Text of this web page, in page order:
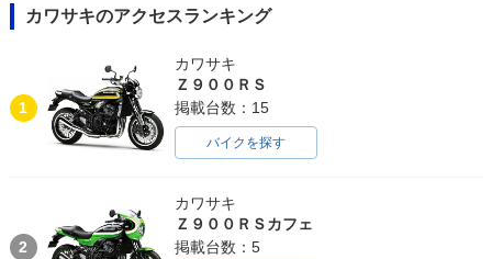
カワサキのアクセスランキング
1
カワサキ
Ｚ９００ＲＳ
掲載台数：15
バイクを探す
2
カワサキ
Ｚ９００ＲＳカフェ
掲載台数：5